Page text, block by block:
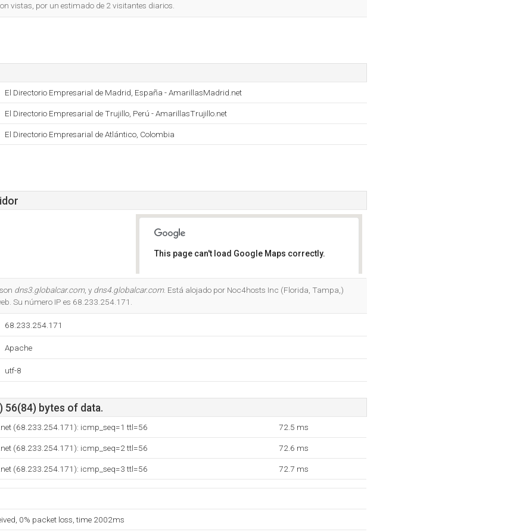
vistas, por un estimado de 2 visitantes diarios.
El Directorio Empresarial de Madrid, España - AmarillasMadrid.net
El Directorio Empresarial de Trujillo, Perú - AmarillasTrujillo.net
El Directorio Empresarial de Atlántico, Colombia
This page can't load Google Maps correctly.
dns3.globalcar.com, y dns4.globalcar.com. Está alojado por Noc4hosts Inc (Florida, Tampa,)
Su número IP es 68.233.254.171.
68.233.254.171
Apache
utf-8
56(84) bytes of data.
(68.233.254.171): icmp_seq=1 ttl=56 72.5 ms
(68.233.254.171): icmp_seq=2 ttl=56 72.6 ms
(68.233.254.171): icmp_seq=3 ttl=56 72.7 ms
0% packet loss, time 2002ms